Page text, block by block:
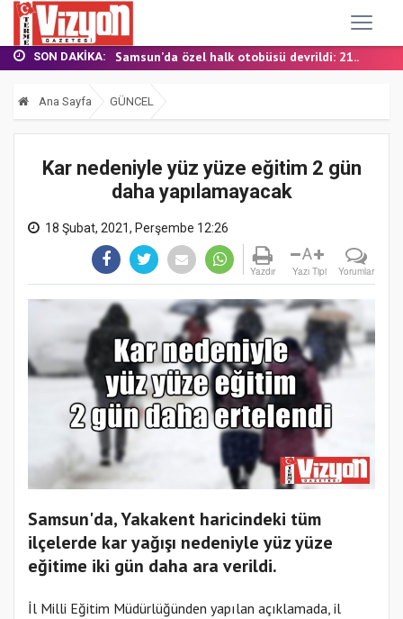
SON DAKIKA:
TERME MHP’DE KONGRE HEYECANI
YALI MAHALLESİ’NDE DOĞALGAZ İÇİN İLK KAZ...
Samsun’da özel halk otobüsü devrildi: 21...
FINDIK BAHÇESİNDE YANMIŞ HALDE ÖLÜ BULUN...
TERME MHP’DE KONGRE HEYECANI
Ana Sayfa GÜNCEL
Kar nedeniyle yüz yüze eğitim 2 gün
daha yapılamayacak
18 Şubat, 2021, Perşembe 12:26
Yazdır
A
Yazı Tipi Yorumlar
Samsun'da, Yakakent haricindeki tüm
ilçelerde kar yağışı nedeniyle yüz yüze
eğitime iki gün daha ara verildi.
İl Milli Eğitim Müdürlüğünden yapılan açıklamada, il